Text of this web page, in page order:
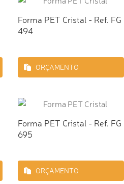
Forma PET Cristal - Ref. FG
494
ORÇAMENTO
Forma PET Cristal - Ref. FG
695
ORÇAMENTO